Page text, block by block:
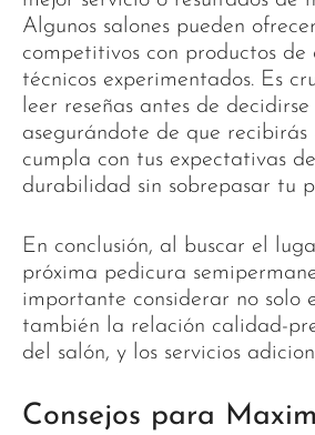
Algunos salones pueden
competitivos con productos
técnicos experimentados. Es
leer reseñas antes de
asegurándote de que recibirás
cumpla con tus expectativas
durabilidad sin sobrepasar tu
En conclusión, al buscar el
próxima pedicura
importante considerar no solo
también la relación calidad-
del salón, y los servicios
Consejos para